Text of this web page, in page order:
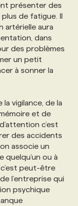
présenter des
de fatigue. Il
artérielle aura
dans
des problèmes
un petit
à sonner la
vigilance, de la
et de
c’est
des accidents
associe un
quelqu’un ou à
peut-être
l’entreprise qui
psychique